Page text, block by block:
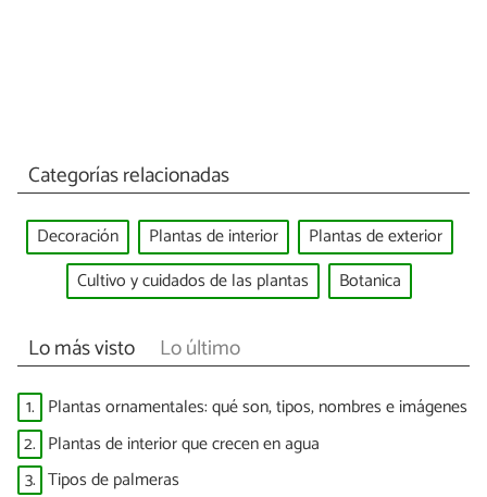
Categorías relacionadas
Decoración Plantas de interior
Plantas de exterior
Cultivo y cuidados de las plantas
Botanica
Lo más visto Lo último
1. Plantas ornamentales: qué son, tipos, nombres e imágenes
2. Plantas de interior que crecen en agua
3. Tipos de palmeras